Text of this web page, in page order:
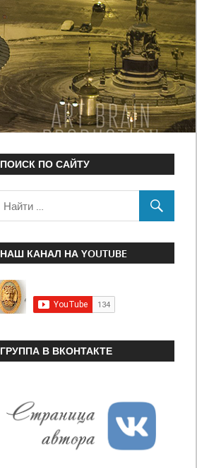
ПОИСК ПО САЙТУ
НАШ КАНАЛ НА YOUTUBE
ГРУППА В ВКОНТАКТЕ